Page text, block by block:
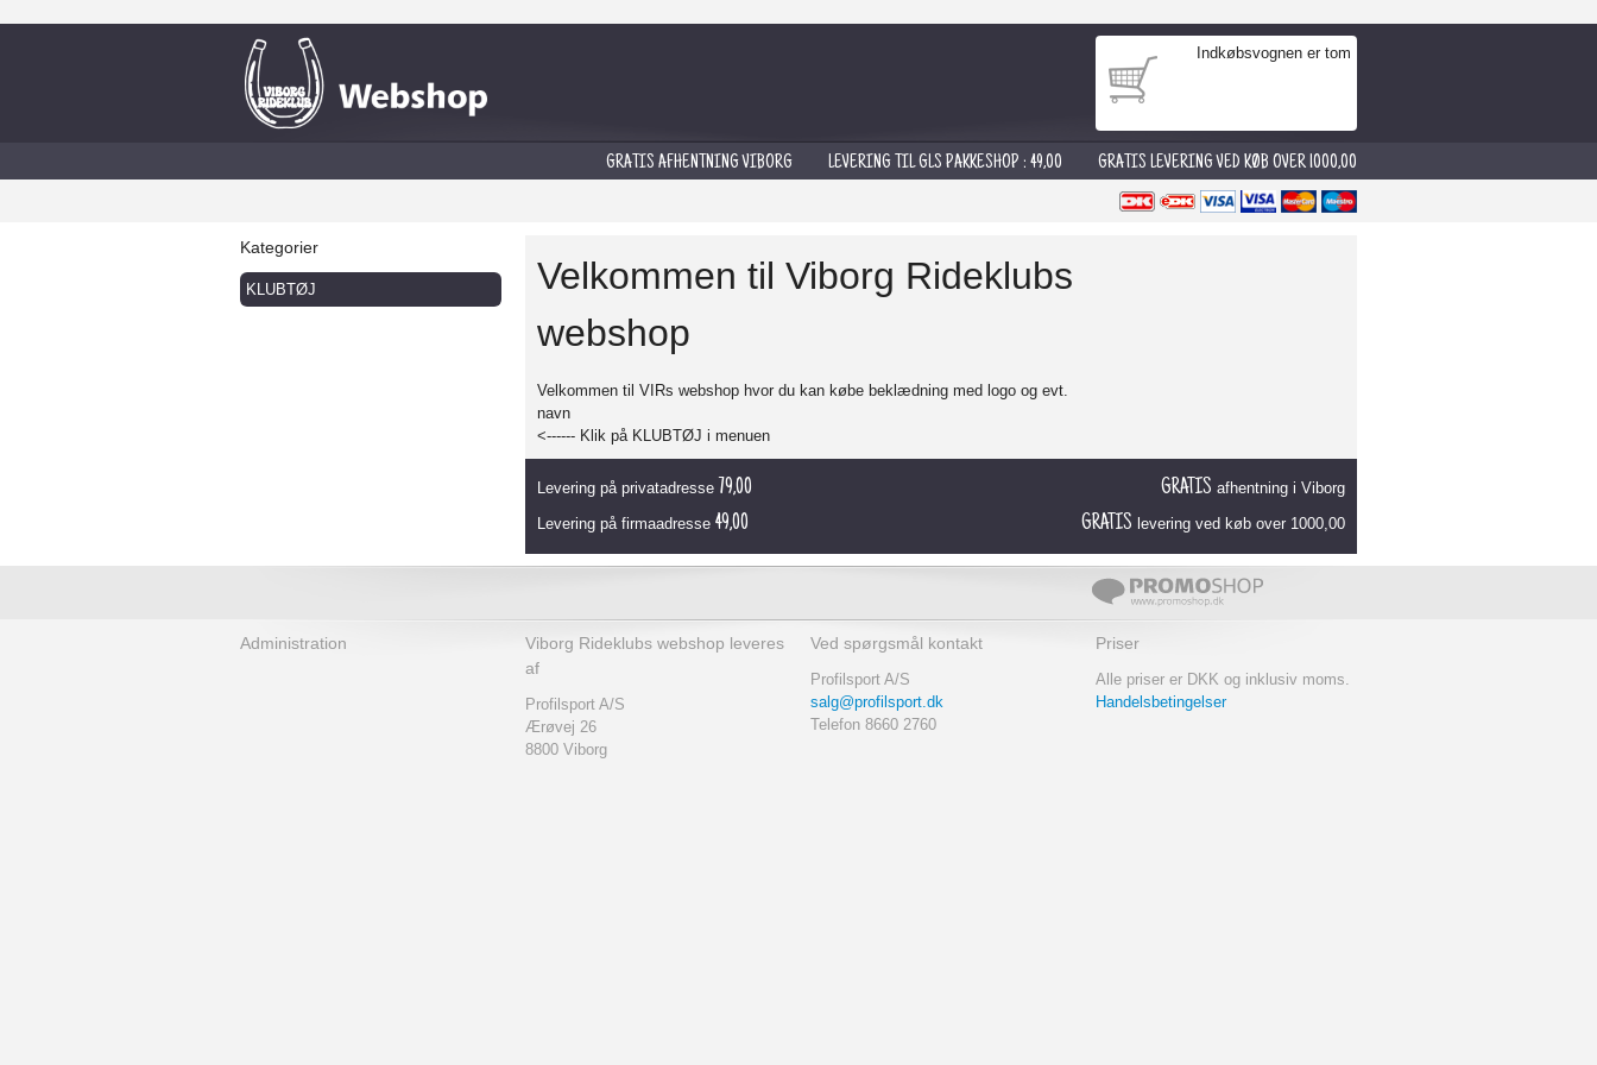
Indkøbsvognen er tom
GRATIS AFHENTNING VIBORG LEVERING TIL GLS PAKKESHOP : 49,00 GRATIS LEVERING VED KØB OVER 1000,00
Kategorier
KLUBTØJ
Velkommen til Viborg Rideklubs
webshop
Velkommen til VIRs webshop hvor du kan købe beklædning med logo og evt.
navn
<------ Klik på KLUBTØJ i menuen
Levering på privatadresse 79,00
Levering på firmaadresse 49,00
GRATIS afhentning i Viborg
GRATIS levering ved køb over 1000,00
Administration
Viborg Rideklubs webshop leveres
af
Profilsport A/S
Ærøvej 26
8800 Viborg
Ved spørgsmål kontakt
Profilsport A/S
salg@profilsport.dk
Telefon 8660 2760
Priser
Alle priser er DKK og inklusiv moms.
Handelsbetingelser